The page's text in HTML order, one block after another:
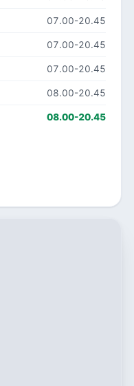
07.00-20.45
07.00-20.45
07.00-20.45
08.00-20.45
08.00-20.45